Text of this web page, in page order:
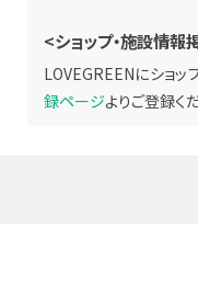
<ショップ・施設情報
LOVEGREENにショッ
録ページよりご登録く